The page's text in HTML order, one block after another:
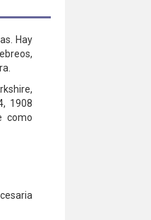
Hay
1908
como